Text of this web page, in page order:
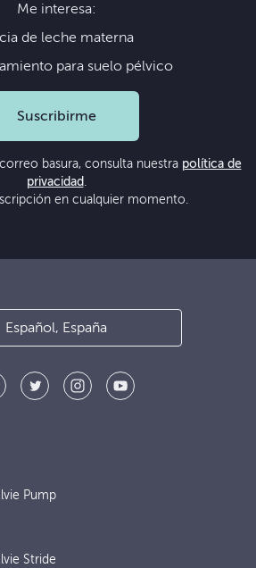
Me interesa:
de leche materna
para suelo pélvico
Suscribirme
basura, consulta nuestra política de
privacidad .
en cualquier momento.
Español, España
Pump
Stride